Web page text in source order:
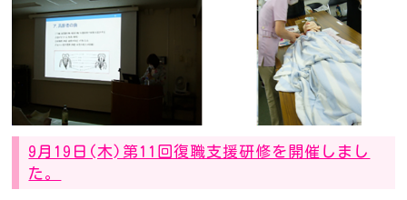
9月19日(木)第11回復職支援研修を開催しまし
た。